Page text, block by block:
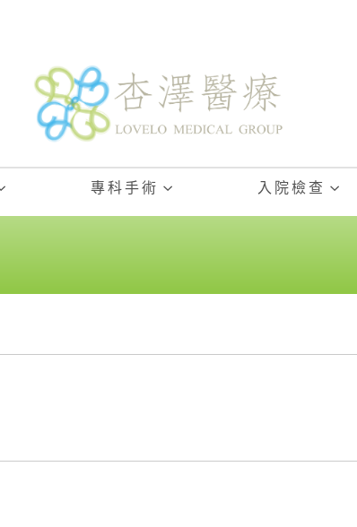
專科手術 入院檢查